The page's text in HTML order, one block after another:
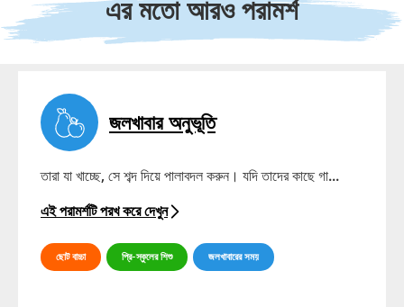
এর মতো আরও পরামর্শ
জলখাবার অনুভূতি
তারা যা খাচ্ছে, সে শব্দ দিয়ে পালাবদল করুন। যদি তাদের কাছে গা...
এই পরামর্শটি পরখ করে দেখুন
ছোট বাচ্চা প্রি-স্কুলের শিশু জলখাবারের সময়